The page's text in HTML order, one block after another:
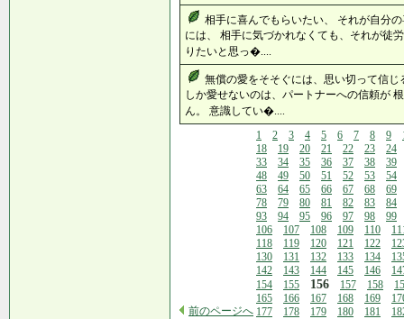
相手に喜んでもらいたい、 それが自分
には、 相手に気づかれなくても、それが徒
りたいと思っ�....
無償の愛をそそぐには、思い切って信
しか愛せないのは、パートナーへの信頼が
ん。 意識してい�....
前のページへ
1 2 3 4 5 6 7 8 9
18
19 20 21 22 23
24
33
34 35 36 37 38
39
48
49 50 51 52 53
54
63
64 65 66 67 68
69
78
79 80 81 82 83
84
93
94 95 96 97 98
99
106
107 108 109 110
118
119 120 121 122
130
131 132 133 134
142
143 144 145 146
154
155 156 157 158
165
166 167 168 169
177
178 179 180 181